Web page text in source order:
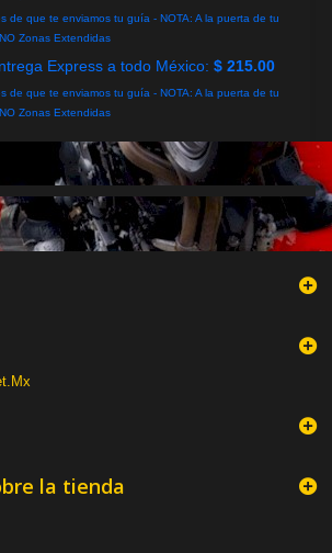
de que te enviamos tu guía - NOTA: A la puerta de tu
Zonas Extendidas
Express a todo México: $ 215.00
de que te enviamos tu guía - NOTA: A la puerta de tu
Zonas Extendidas
la tienda